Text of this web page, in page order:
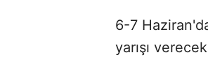
6-7
yarışı